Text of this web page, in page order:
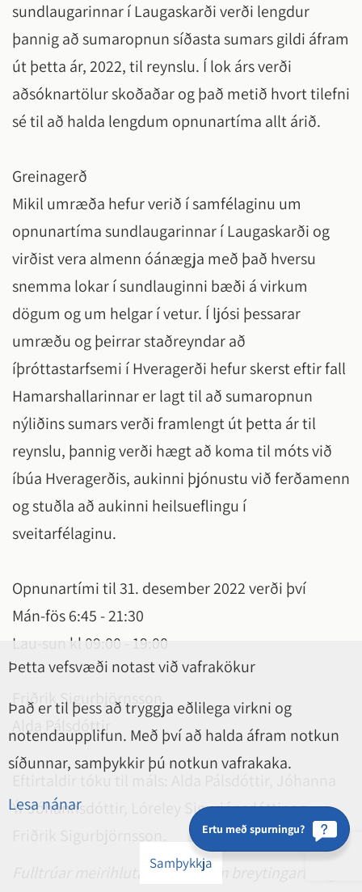
sundlaugarinnar í Laugaskarði verði lengdur
þannig að sumaropnun síðasta sumars gildi áfram
út þetta ár, 2022, til reynslu. Í lok árs verði
aðsóknartölur skoðaðar og það metið hvort tilefni
sé til að halda lengdum opnunartíma allt árið.
Greinagerð
Mikil umræða hefur verið í samfélaginu um
opnunartíma sundlaugarinnar í Laugaskarði og
virðist vera almenn óánægja með það hversu
snemma lokar í sundlauginni bæði á virkum
dögum og um helgar í vetur. Í ljósi þessarar
umræðu og þeirrar staðreyndar að
íþróttastarfsemi í Hveragerði hefur skerst eftir fall
Hamarshallarinnar er lagt til að sumaropnun
nýliðins sumars verði framlengt út þetta ár til
reynslu, þannig verði hægt að koma til móts við
íbúa Hveragerðis, aukinni þjónustu við ferðamenn
og stuðla að aukinni heilsueflingu í
sveitarfélaginu.
Opnunartími til 31. desember 2022 verði því
Mán-fös 6:45 - 21:30
Lau-sun kl 09:00 - 19:00
Friðrik Sigurbjörnsson
Alda Pálsdóttir
Ýr Jóhannsdóttir, Lóreley Sigurjónsdóttir og
Fulltrúar meirihlutans lögð fram breytingartillögu
Þetta vefsvæði notast við vafrakökur
Það er til þess að tryggja eðlilega virkni og
notendaupplifun. Með því að halda áfram notkun
síðunnar, samþykkir þú notkun vafrakaka.
Lesa nánar
Samþykkja
Ertu með spurningu?